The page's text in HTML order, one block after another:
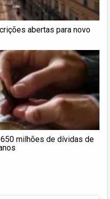
abertas para novo
milhões de dívidas de